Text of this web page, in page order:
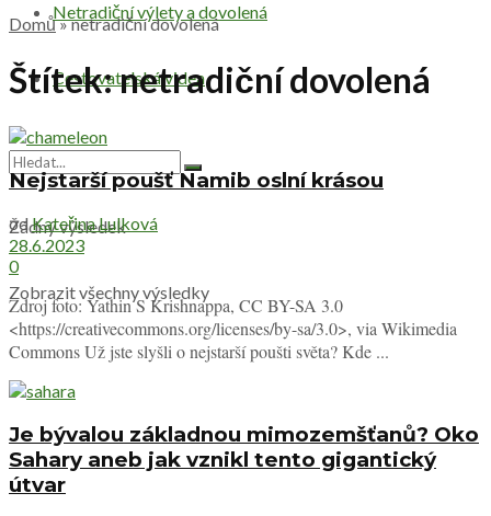
Netradiční výlety a dovolená
Cestovatelská videa
Žádný výsledek
Zobrazit všechny výsledky
Domů»netradiční dovolená
Štítek:netradiční dovolená
Nejstarší poušť Namib oslní krásou
odKateřina Lulková
28.6.2023
0
Zdroj foto: Yathin S Krishnappa, CC BY-SA 3.0
<https://creativecommons.org/licenses/by-sa/3.0>, via Wikimedia
Commons Už jste slyšli o nejstarší poušti světa? Kde ...
Je bývalou základnou mimozemšťanů? Oko
Sahary aneb jak vznikl tento gigantický
útvar